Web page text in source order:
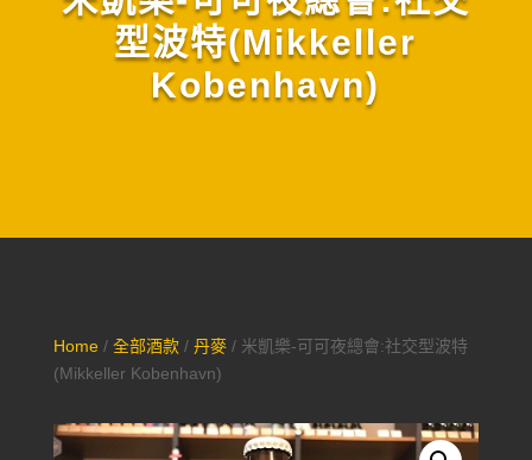
型波特(Mikkeller
Kobenhavn)
Home/ 全部酒款/ 丹麥/ 米凱樂-可可夜總會:社交型波特
(Mikkeller Kobenhavn)